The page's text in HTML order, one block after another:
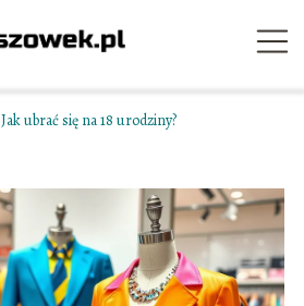
Jak ubrać się na 18 urodziny?